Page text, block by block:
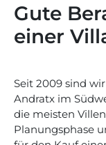
Gute
einer
Seit 2009 sind
Andratx im
die meisten
Planungsphase